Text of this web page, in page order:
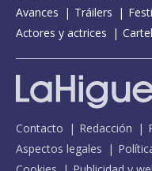
Avances
Tráilers
Actores y actrices
Contacto Redacción
Aspectos legales